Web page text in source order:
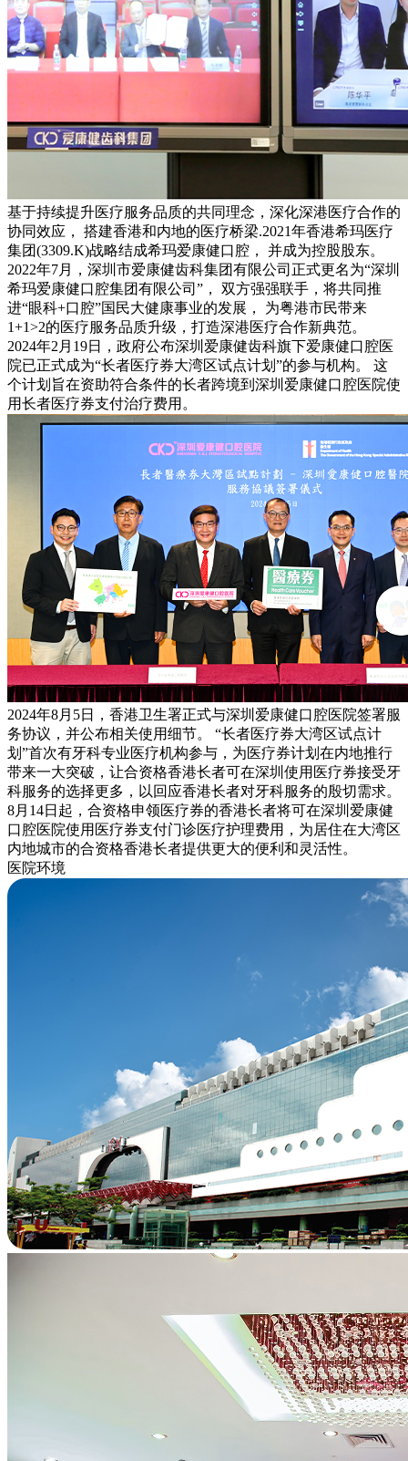
基于持续提升医疗服务品质的共同理念，深化深港医疗合作的
协同效应， 搭建香港和内地的医疗桥梁.2021年香港希玛医疗
集团(3309.K)战略结成希玛爱康健口腔， 并成为控股股东。
2022年7月，深圳市爱康健齿科集团有限公司正式更名为“深圳
希玛爱康健口腔集团有限公司”， 双方强强联手，将共同推
进“眼科+口腔”国民大健康事业的发展， 为粤港市民带来
1+1>2的医疗服务品质升级，打造深港医疗合作新典范。
2024年2月19日，政府公布深圳爱康健齿科旗下爱康健口腔医
院已正式成为“长者医疗券大湾区试点计划”的参与机构。 这
个计划旨在资助符合条件的长者跨境到深圳爱康健口腔医院使
用长者医疗券支付治疗费用。
2024年8月5日，香港卫生署正式与深圳爱康健口腔医院签署服
务协议，并公布相关使用细节。 “长者医疗券大湾区试点计
划”首次有牙科专业医疗机构参与，为医疗券计划在内地推行
带来一大突破，让合资格香港长者可在深圳使用医疗券接受牙
科服务的选择更多，以回应香港长者对牙科服务的殷切需求。
8月14日起，合资格申领医疗券的香港长者将可在深圳爱康健
口腔医院使用医疗券支付门诊医疗护理费用，为居住在大湾区
内地城市的合资格香港长者提供更大的便利和灵活性。
医院环境